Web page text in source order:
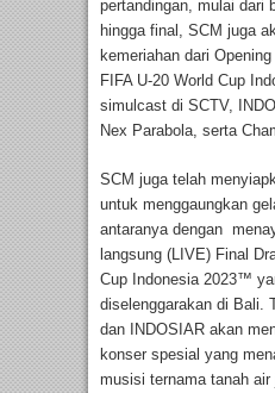
pertandingan, mulai dari
hingga final, SCM juga
kemeriahan dari
FIFA U-20 World Cup
simulcast di SCTV,
Nex Parabola, serta
SCM juga telah
untuk menggaungkan
antaranya dengan
langsung (LIVE) Final
Cup Indonesia 2023™
diselenggarakan di Bali.
dan INDOSIAR akan
konser spesial yang
musisi ternama tanah air